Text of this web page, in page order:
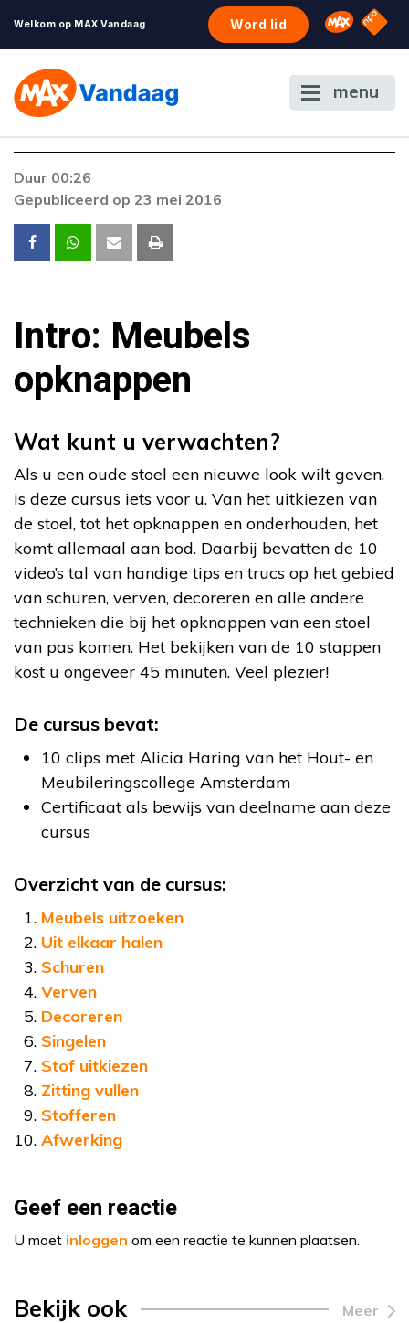
Welkom op MAX Vandaag Word lid Omroep
NPO
menu
Duur 00:26
Gepubliceerd op 23 mei 2016
Intro: Meubels
opknappen
Wat kunt u verwachten?
Als u een oude stoel een nieuwe look wilt geven,
is deze cursus iets voor u. Van het uitkiezen van
de stoel, tot het opknappen en onderhouden, het
komt allemaal aan bod. Daarbij bevatten de 10
video’s tal van handige tips en trucs op het gebied
van schuren, verven, decoreren en alle andere
technieken die bij het opknappen van een stoel
van pas komen. Het bekijken van de 10 stappen
kost u ongeveer 45 minuten. Veel plezier!
De cursus bevat:
10 clips met Alicia Haring van het Hout- en
Meubileringscollege Amsterdam
Certificaat als bewijs van deelname aan deze
cursus
Overzicht van de cursus:
Meubels uitzoeken
Uit elkaar halen
Schuren
Verven
Decoreren
Singelen
Stof uitkiezen
Zitting vullen
Stofferen
Afwerking
Geef een reactie
U moet inloggen om een reactie te kunnen plaatsen.
Bekijk ook Meer